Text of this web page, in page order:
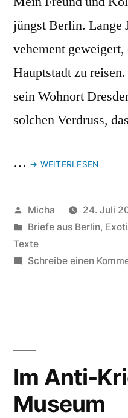
jüngst Berlin. Lange
vehement
Hauptstadt zu
sein Wohnort
solchen Verdruss,
… → WEITERLESEN
Veröffentlicht
von
Micha
24. Juli
Veröffentlicht
unter
Briefe aus Berlin,
Texte
Schreibe einen
Im Anti-
Museum